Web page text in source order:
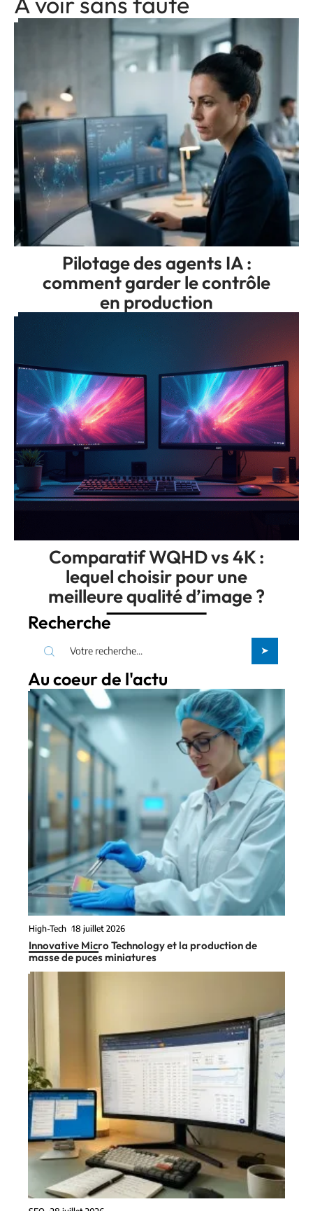
Pilotage des agents IA :
comment garder le contrôle
en production
Comparatif WQHD vs 4K :
lequel choisir pour une
meilleure qualité d’image ?
Recherche
Au coeur de l'actu
High-Tech 18 juillet 2026
Innovative Micro Technology et la production de
masse de puces miniatures